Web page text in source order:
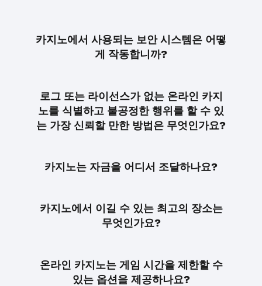
카지노에서 사용되는 보안 시스템은 어떻
게 작동합니까?
로그 또는 라이선스가 없는 온라인 카지
노를 식별하고 불공정한 행위를 할 수 있
는 가장 신뢰할 만한 방법은 무엇인가요?
카지노는 자금을 어디서 조달하나요?
카지노에서 이길 수 있는 최고의 장소는
무엇인가요?
온라인 카지노는 게임 시간을 제한할 수
있는 옵션을 제공하나요?